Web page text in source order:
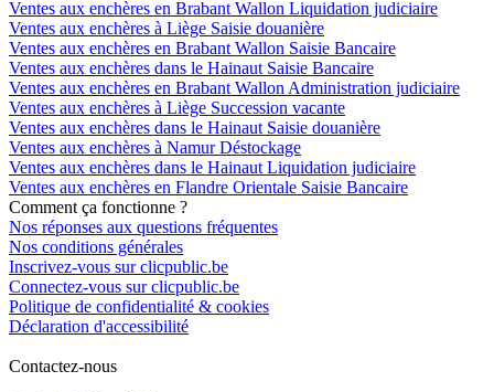
Ventes aux enchères en Brabant Wallon Liquidation judiciaire
Ventes aux enchères à Liège Saisie douanière
Ventes aux enchères en Brabant Wallon Saisie Bancaire
Ventes aux enchères dans le Hainaut Saisie Bancaire
Ventes aux enchères en Brabant Wallon Administration judiciaire
Ventes aux enchères à Liège Succession vacante
Ventes aux enchères dans le Hainaut Saisie douanière
Ventes aux enchères à Namur Déstockage
Ventes aux enchères dans le Hainaut Liquidation judiciaire
Ventes aux enchères en Flandre Orientale Saisie Bancaire
Comment ça fonctionne ?
Nos réponses aux questions fréquentes
Nos conditions générales
Inscrivez-vous sur clicpublic.be
Connectez-vous sur clicpublic.be
Politique de confidentialité & cookies
Déclaration d'accessibilité
Contactez-nous